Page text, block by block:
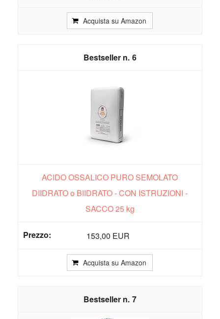
Acquista su Amazon
6
ACIDO OSSALICO PURO SEMOLATO
DIIDRATO o BIIDRATO - CON ISTRUZIONI -
SACCO 25 kg
153,00 EUR
Acquista su Amazon
7